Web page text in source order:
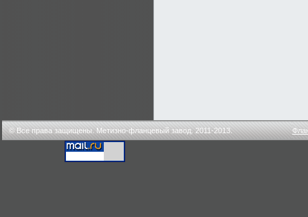
© Все права защищены. Метизно-фланцевый завод. 2011-2013.